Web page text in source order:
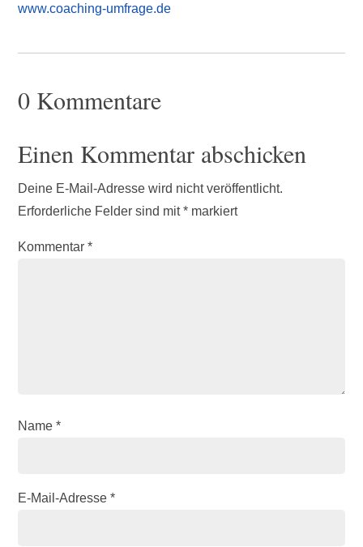
www.coaching-umfrage.de
0 Kommentare
Einen Kommentar abschicken
Deine E-Mail-Adresse wird nicht veröffentlicht.
Erforderliche Felder sind mit* markiert
Kommentar*
Name*
E-Mail-Adresse*